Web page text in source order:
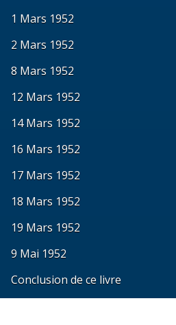
1 Mars 1952
2 Mars 1952
8 Mars 1952
12 Mars 1952
14 Mars 1952
16 Mars 1952
17 Mars 1952
18 Mars 1952
19 Mars 1952
9 Mai 1952
Conclusion de ce livre